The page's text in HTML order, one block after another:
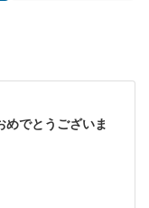
めでとうございま